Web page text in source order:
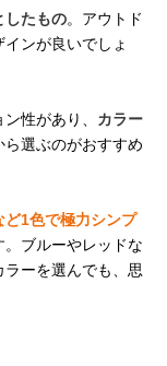
したもの。アウトド
ンが良いでしょ
性があり、 カラー
ら選ぶのがおすすめ
ど1色で極力シンプ
ブルーやレッドな
ーを選んでも、思